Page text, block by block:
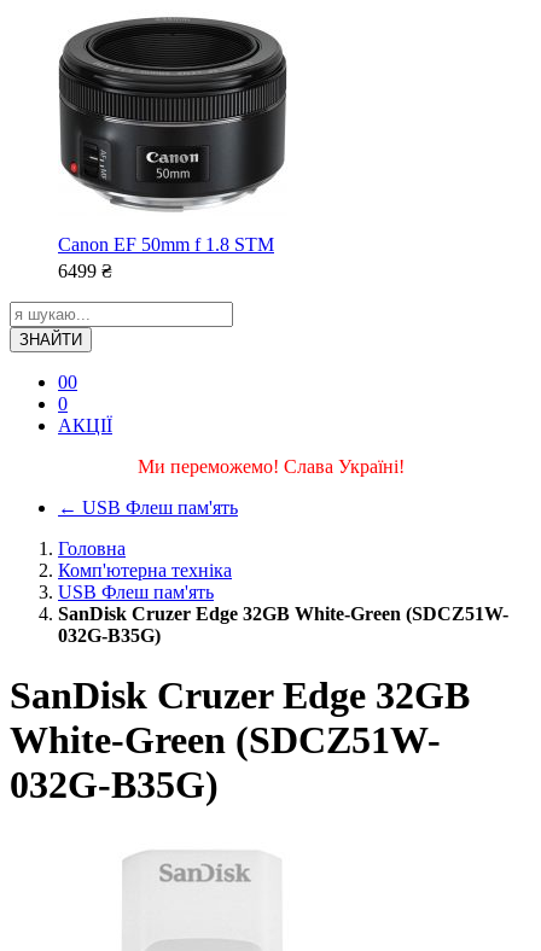
Canon EF 50mm f 1.8 STM
6499 ₴
ЗНАЙТИ
00
0
АКЦІЇ
Ми переможемо! Слава Україні!
← USB Флеш пам'ять
Головна
Комп'ютерна техніка
USB Флеш пам'ять
SanDisk Cruzer Edge 32GB White-Green (SDCZ51W-
032G-B35G)
SanDisk Cruzer Edge 32GB
White-Green (SDCZ51W-
032G-B35G)